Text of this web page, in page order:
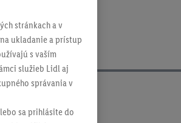
stránkach a v
ukladanie a prístup
s vaším
služieb Lidl aj
správania v
sa prihlásite do